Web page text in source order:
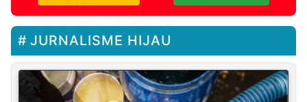
JURNALISME HIJAU